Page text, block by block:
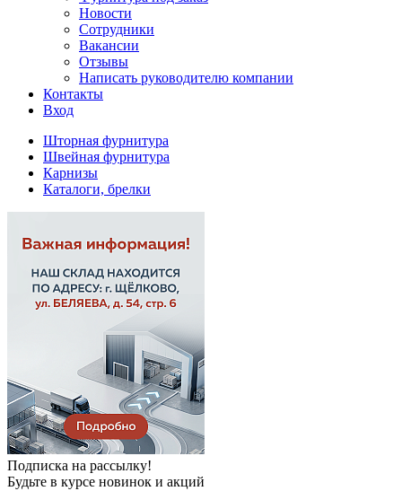
Новости
Сотрудники
Вакансии
Отзывы
Написать руководителю компании
Контакты
Вход
Шторная фурнитура
Швейная фурнитура
Карнизы
Каталоги, брелки
Подписка на рассылку!
Будьте в курсе новинок и акций